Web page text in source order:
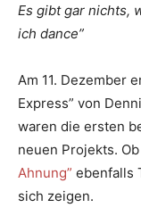
Es gibt gar nichts,
ich dance”
Am 11. Dezember
Express” von
waren die ersten
neuen Projekts.
Ahnung” ebenfalls
sich zeigen.